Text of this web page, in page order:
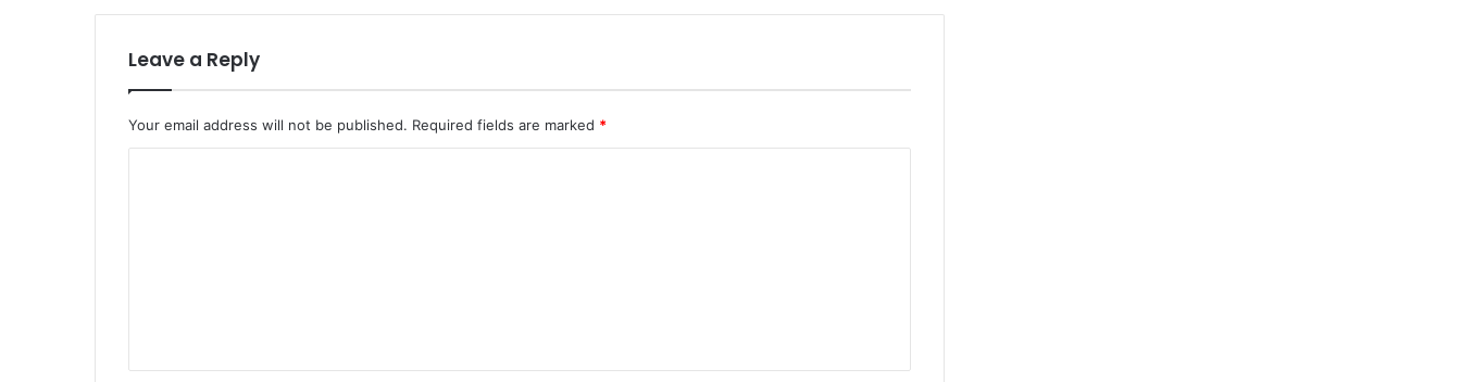
Leave a Reply
Your email address will not be published. Required fields are marked *